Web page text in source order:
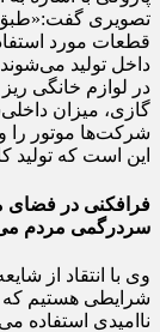
گازی، میزان
شرکت‌ها موتور را
این است که تولید
فرافکنی در
سردرگمی مردم
وی با انتقاد از
شرایطی هستیم که
ناامیدی استفاده